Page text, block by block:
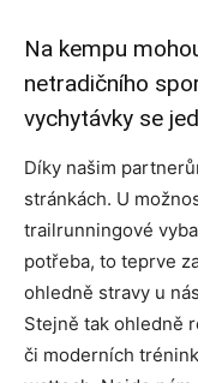
Na kempu
netradičního
vychytávky se
Díky našim
stránkách. U
trailrunningové
potřeba, to teprve
ohledně stravy u
Stejně tak ohledně
či moderních